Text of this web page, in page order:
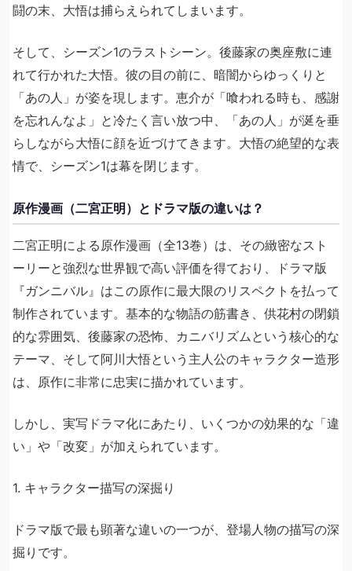
闘の末、大悟は捕らえられてしまいます。
そして、シーズン1のラストシーン。後藤家の奥座敷に連
れて行かれた大悟。彼の目の前に、暗闇からゆっくりと
「あの人」が姿を現します。恵介が「喰われる時も、感謝
を忘れんなよ」と冷たく言い放つ中、「あの人」が涎を垂
らしながら大悟に顔を近づけてきます。大悟の絶望的な表
情で、シーズン1は幕を閉じます。
原作漫画（二宮正明）とドラマ版の違いは？
二宮正明による原作漫画（全13巻）は、その緻密なスト
ーリーと強烈な世界観で高い評価を得ており、ドラマ版
『ガンニバル』はこの原作に最大限のリスペクトを払って
制作されています。基本的な物語の筋書き、供花村の閉鎖
的な雰囲気、後藤家の恐怖、カニバリズムという核心的な
テーマ、そして阿川大悟という主人公のキャラクター造形
は、原作に非常に忠実に描かれています。
しかし、実写ドラマ化にあたり、いくつかの効果的な「違
い」や「改変」が加えられています。
1. キャラクター描写の深掘り
ドラマ版で最も顕著な違いの一つが、登場人物の描写の深
掘りです。